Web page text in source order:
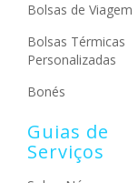
Bolsas de Viagem
Bolsas Térmicas
Personalizadas
Bonés
Guias de
Serviços